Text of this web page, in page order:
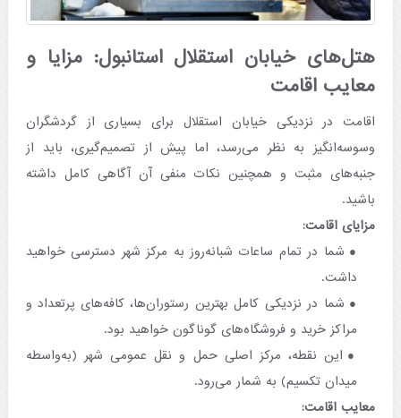
هتل‌های خیابان استقلال استانبول: مزایا و
معایب اقامت
اقامت در نزدیکی خیابان استقلال برای بسیاری از گردشگران
وسوسه‌انگیز به نظر می‌رسد، اما پیش از تصمیم‌گیری، باید از
جنبه‌های مثبت و همچنین نکات منفی آن آگاهی کامل داشته
باشید.
مزایای اقامت:
شما در تمام ساعات شبانه‌روز به مرکز شهر دسترسی خواهید
داشت.
شما در نزدیکی کامل بهترین رستوران‌ها، کافه‌های پرتعداد و
مراکز خرید و فروشگاه‌های گوناگون خواهید بود.
این نقطه، مرکز اصلی حمل و نقل عمومی شهر (به‌واسطه
میدان تکسیم) به شمار می‌رود.
معایب اقامت: